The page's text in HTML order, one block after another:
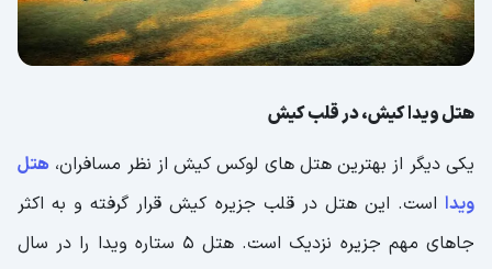
هتل ویدا کیش، در قلب کیش
یکی دیگر از بهترین هتل های لوکس کیش از نظر مسافران، هتل
ویدا است. این هتل در قلب جزیره کیش قرار گرفته و به اکثر
جاهای مهم جزیره نزدیک است. هتل 5 ستاره ویدا را در سال